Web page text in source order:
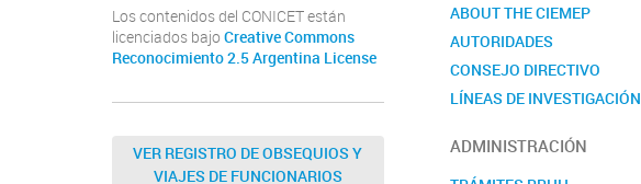
Los contenidos del CONICET están
licenciados bajo Creative Commons
Reconocimiento 2.5 Argentina License
VER REGISTRO DE OBSEQUIOS Y
VIAJES DE FUNCIONARIOS
ABOUT THE CIEMEP
AUTORIDADES
CONSEJO DIRECTIVO
LÍNEAS DE INVESTIGACIÓN
ADMINISTRACIÓN